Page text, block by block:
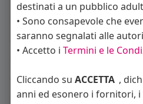
About
Sto cercando: donne
destinati a un pubblico
• Sono consapevole che
saranno segnalati alle
• Accetto i Termini e le
Cliccando su ACCETTA ,
anni ed esonero i fornitori,